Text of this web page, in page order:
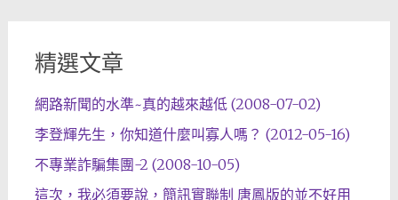
精選文章
網路新聞的水準~真的越來越低 (2008-07-02)
李登輝先生，你知道什麼叫寡人嗎？ (2012-05-16)
不專業詐騙集團-2 (2008-10-05)
這次，我必須要說，簡訊實聯制 唐鳳版的並不好用